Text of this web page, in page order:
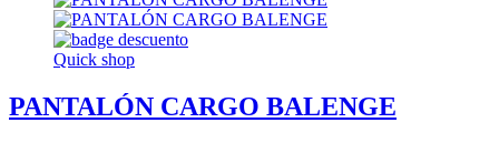
Quick shop
PANTALÓN CARGO BALENGE